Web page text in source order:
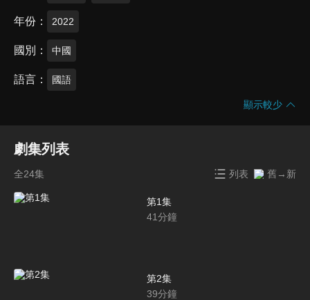
年份 2022
國別 中國
語言 國語
顯示較少
劇集列表
全24集 列表 舊→新
第1集
41分鐘
第2集
39分鐘